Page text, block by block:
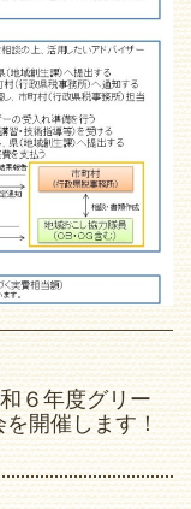
６年度グリー
開催します！